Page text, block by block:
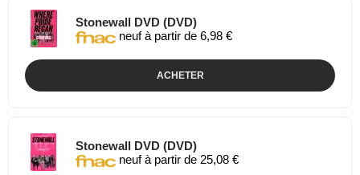
Stonewall DVD (DVD)
neuf à partir de 6,98 €
ACHETER
Stonewall DVD (DVD)
neuf à partir de 25,08 €